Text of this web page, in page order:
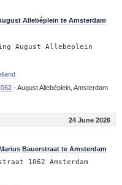
Allebéplein te Amsterdam
August Allebeplein
-August Allebéplein, Amsterdam
24 June 2026
Bauerstraat te Amsterdam
1062 Amsterdam